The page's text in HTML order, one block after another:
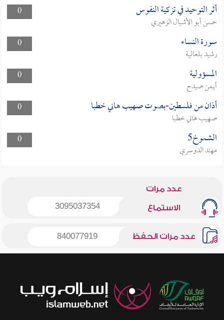
0
أثر التوحيد في تزكية النفوس
حسن أبو الأشبال الزهيري
0
سورة النساء
رشيد بلعالية
0
المسؤولية
أيمن صيدح
0
أذان من فلسطين-بصوت صهيب هاني خطبا
صهيب هاني خطبا
0
الشموخ5
مهند الدوسري
عدد مرات
الاستماع 3095037354
عدد مرات الحفظ 840077919